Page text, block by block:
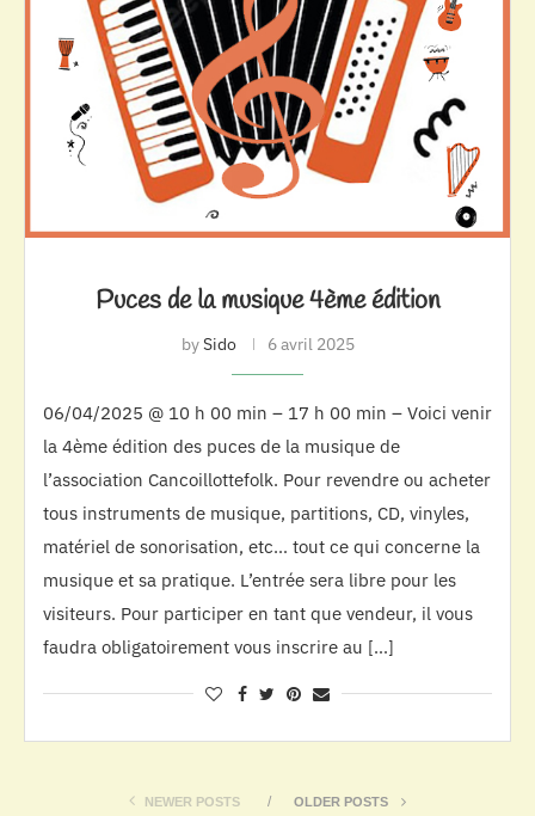
Puces de la musique 4ème édition
bySido 6 avril 2025
06/04/2025 @ 10 h 00 min – 17 h 00 min – Voici venir
la 4ème édition des puces de la musique de
l’association Cancoillottefolk. Pour revendre ou acheter
tous instruments de musique, partitions, CD, vinyles,
matériel de sonorisation, etc… tout ce qui concerne la
musique et sa pratique. L’entrée sera libre pour les
visiteurs. Pour participer en tant que vendeur, il vous
faudra obligatoirement vous inscrire au […]
NEWER POSTS OLDER POSTS